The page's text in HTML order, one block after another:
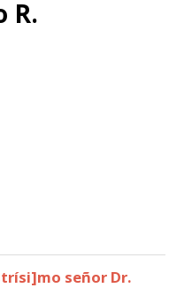
R.
señor Dr.